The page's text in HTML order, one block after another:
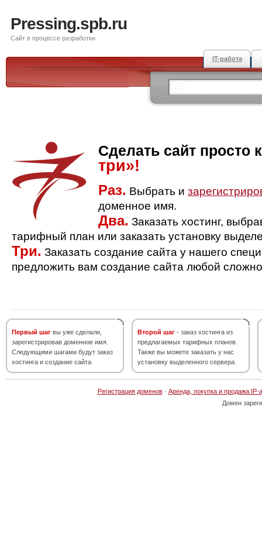
Pressing.spb.ru
Сайт в процессе разработки
IT-работа
Сделать сайт просто
три»!
Раз. Выбрать и
доменное имя.
Два. Заказать хостинг,
тарифный план или заказать установку
Три. Заказать создание сайта у нашего
предложить вам создание сайта любой
Первый шаг вы уже сделали,
зарегистрировав доменное имя.
Следующими шагами будут заказ
хостинга и создание сайта.
Второй шаг - заказ хостинга из
предлагаемых тарифных планов.
Также вы можете заказать у нас
установку выделенного сервера.
Регистрация доменов· Аренда, покупка и продажа IP-
Домен